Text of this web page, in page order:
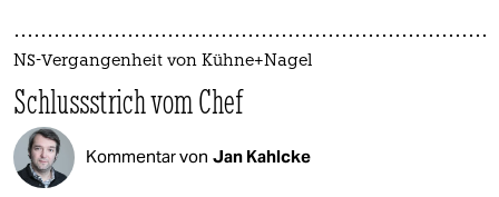
NS-Vergangenheit von Kühne+Nagel
Schlussstrich vom Chef
Kommentar von Jan Kahlcke